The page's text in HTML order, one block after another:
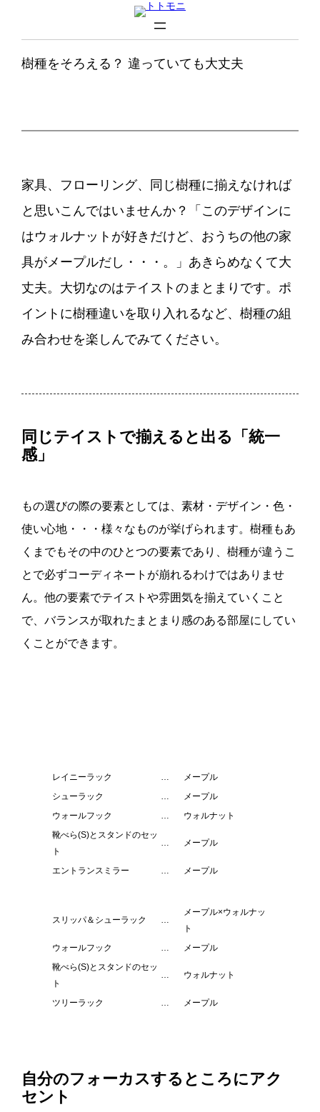
樹種をそろえる？ 違っていても大丈夫
家具、フローリング、同じ樹種に揃えなければ
と思いこんではいませんか？「このデザインに
はウォルナットが好きだけど、おうちの他の家
具がメープルだし・・・。」あきらめなくて大
丈夫。大切なのはテイストのまとまりです。ポ
イントに樹種違いを取り入れるなど、樹種の組
み合わせを楽しんでみてください。
同じテイストで揃えると出る「統一
感」
もの選びの際の要素としては、素材・デザイン・色・
使い心地・・・様々なものが挙げられます。樹種もあ
くまでもその中のひとつの要素であり、樹種が違うこ
とで必ずコーディネートが崩れるわけではありませ
ん。他の要素でテイストや雰囲気を揃えていくこと
で、バランスが取れたまとまり感のある部屋にしてい
くことができます。
レイニーラック メープル
シューラック メープル
ウォールフック ウォルナット
靴べら(S)とスタンドのセッ
ト
メープル
エントランスミラー メープル
スリッパ＆シューラック
メープル×ウォルナッ
ト
ウォールフック メープル
靴べら(S)とスタンドのセッ
ト
ウォルナット
ツリーラック メープル
自分のフォーカスするところにアク
セント